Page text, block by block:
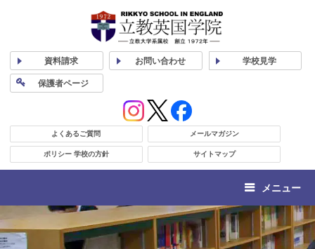
資料請求 お問い合わせ 学校見学
保護者ページ
よくあるご質問 メールマガジン
ポリシー 学校の方針 サイトマップ
メニュー